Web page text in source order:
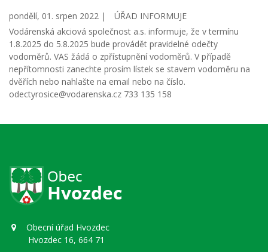
pondělí, 01. srpen 2022 |
ÚŘAD INFORMUJE
Vodárenská akciová společnost a.s. informuje, že v termínu
1.8.2025 do 5.8.2025 bude provádět pravidelné odečty
vodoměrů. VAS žádá o zpřístupnění vodoměrů. V případě
nepřítomnosti zanechte prosím lístek se stavem vodoměru na
dvěřích nebo nahlašte na email nebo na číslo.
odectyrosice@vodarenska.cz 733 135 158
Obecní úřad Hvozdec
Hvozdec 16, 664 71